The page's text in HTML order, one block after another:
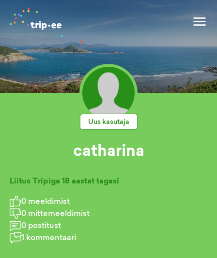
Uus kasutaja
catharina
Liitus Tripiga 18 aastat tagasi
0 meeldimist
0 mittemeeldimist
0 postitust
1 kommentaari